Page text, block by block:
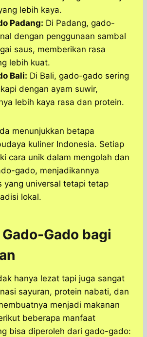
lebih kaya.
Padang: Di Padang, gado-
dengan penggunaan sambal
saus, memberikan rasa
lebih kuat.
Bali: Di Bali, gado-gado sering
dengan ayam suwir,
lebih kaya rasa dan protein.
menunjukkan betapa
kuliner Indonesia. Setiap
cara unik dalam mengolah dan
gado, menjadikannya
yang universal tetapi tetap
lokal.
Gado bagi
hanya lezat tapi juga sangat
sayuran, protein nabati, dan
menjadi makanan
beberapa manfaat
bisa diperoleh dari gado-gado: